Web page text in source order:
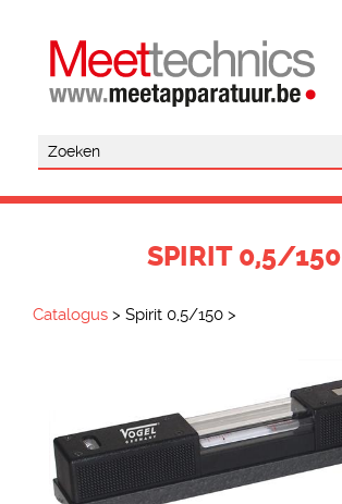
SPIRIT 0,5/150
Catalogus > Spirit 0,5/150 >